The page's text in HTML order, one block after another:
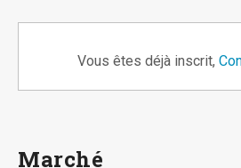
Vous êtes déjà inscrit,
Marché